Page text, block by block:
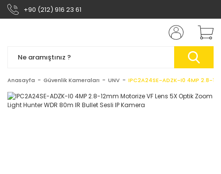
+90 (212) 916 23 61
Anasayfa Güvenlik Kameraları UNV IPC2A24SE-ADZK-I0 4MP 2.8-